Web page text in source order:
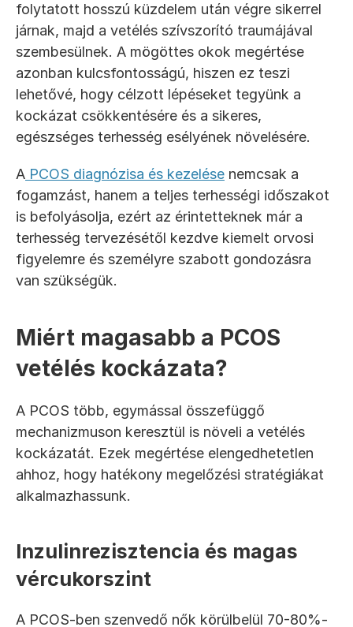
folytatott hosszú küzdelem után végre sikerrel
járnak, majd a vetélés szívszorító traumájával
szembesülnek. A mögöttes okok megértése
azonban kulcsfontosságú, hiszen ez teszi
lehetővé, hogy célzott lépéseket tegyünk a
kockázat csökkentésére és a sikeres,
egészséges terhesség esélyének növelésére.
A PCOS diagnózisa és kezelése nemcsak a
fogamzást, hanem a teljes terhességi időszakot
is befolyásolja, ezért az érintetteknek már a
terhesség tervezésétől kezdve kiemelt orvosi
figyelemre és személyre szabott gondozásra
van szükségük.
Miért magasabb a PCOS
vetélés kockázata?
A PCOS több, egymással összefüggő
mechanizmuson keresztül is növeli a vetélés
kockázatát. Ezek megértése elengedhetetlen
ahhoz, hogy hatékony megelőzési stratégiákat
alkalmazhassunk.
Inzulinrezisztencia és magas
vércukorszint
A PCOS-ben szenvedő nők körülbelül 70-80%-